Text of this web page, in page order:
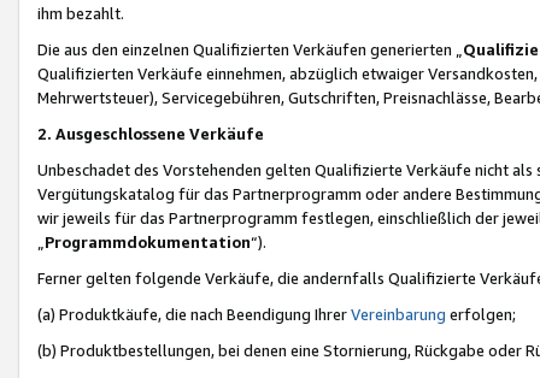
ihm bezahlt.
Die aus den einzelnen Qualifizierten Verkäufen generierten „
Qualifizierten Verkäufe einnehmen, abzüglich etwaiger
Mehrwertsteuer), Servicegebühren, Gutschriften, Preisnachlässe,
2. Ausgeschlossene Verkäufe
Unbeschadet des Vorstehenden gelten Qualifizierte Verkäufe nicht
Vergütungskatalog für das Partnerprogramm oder andere
wir jeweils für das Partnerprogramm festlegen, einschließlich der
Programmdokumentation“).
Ferner gelten folgende Verkäufe, die andernfalls Qualifizierte
(a) Produktkäufe, die nach Beendigung IhrerVereinbarung erfolgen;
(b) Produktbestellungen, bei denen eine Stornierung, Rückgabe oder